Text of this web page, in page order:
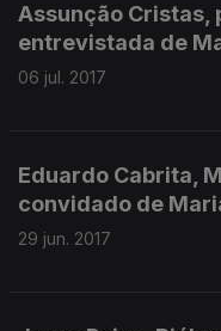
Assunção Cristas,
entrevistada de
06 jul. 2017
Eduardo Cabrita,
convidado de
29 jun. 2017